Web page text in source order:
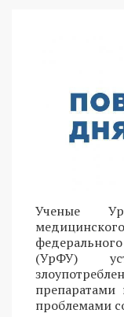
Ученые
(УрФУ)
проблемами